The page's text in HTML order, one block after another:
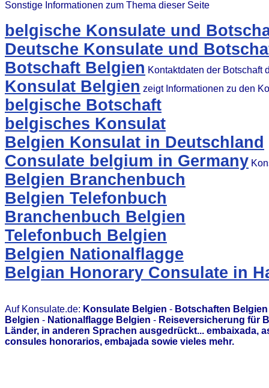
Sonstige Informationen zum Thema dieser Seite
belgische Konsulate und
Deutsche Konsulate und
Botschaft Belgien Kontaktdaten der Botschaft
Konsulat Belgien zeigt Informationen zu den
belgische Botschaft
belgisches Konsulat
Belgien Konsulat in Deutschland
Consulate belgium in Germany
Belgien Branchenbuch
Belgien Telefonbuch
Branchenbuch Belgien
Telefonbuch Belgien
Belgien Nationalflagge
Belgian Honorary Consulate in
Auf Konsulate.de: Konsulate Belgien - Botschaften Belgien
Belgien - Nationalflagge Belgien - Reiseversicherung für
Länder, in anderen Sprachen ausgedrückt...
consules honorarios, embajada sowie vieles mehr.